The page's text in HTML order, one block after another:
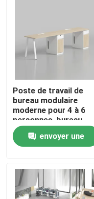
À la maison
À propos de nous
Poste de travail de
bureau modulaire
moderne pour 4 à 6
personnes, bureau
commercial pour le
personnel avec
cloison de séparation
envoyer une